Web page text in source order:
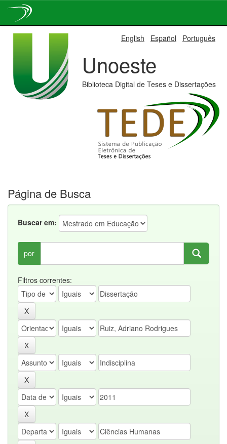
English Español Português
Unoeste
Biblioteca Digital de Teses e Dissertações
Página de Busca
Buscar em:
por
Filtros correntes: